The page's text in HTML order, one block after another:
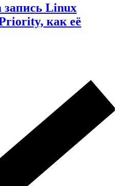
запись Linux
как её